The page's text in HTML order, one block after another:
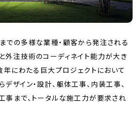
での多様な業種・顧客から発注される
外注技術のコーディネイト能力が大き
年にわたる巨大プロジェクトにおいて
ザイン・設計、躯体工事、内装工事、
事まで、トータルな施工力が要求され